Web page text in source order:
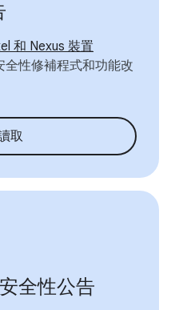
和 Nexus 裝置
性修補程式和功能改
取
全性公告